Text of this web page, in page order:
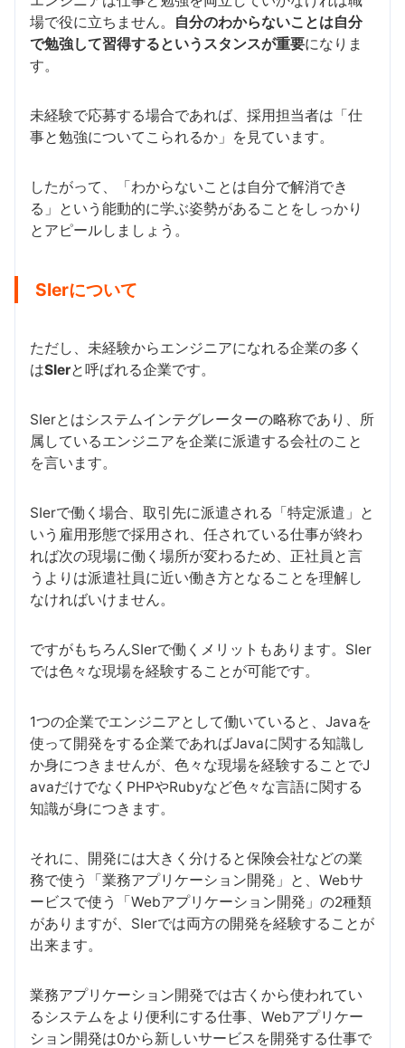
場で役に立ちません。
自分のわからないことは自分
で勉強して習得するというスタンスが重要になりま
す。
未経験で応募する場合であれば、採用担当者は「仕
事と勉強についてこられるか」を見ています。
したがって、「わからないことは自分で解消でき
る」という能動的に学ぶ姿勢があることをしっかり
とアピールしましょう。
SIerについて
ただし、未経験からエンジニアになれる企業の多く
はSIerと呼ばれる企業です。
SIerとはシステムインテグレーターの略称であり、所
属しているエンジニアを企業に派遣する会社のこと
を言います。
SIerで働く場合、取引先に派遣される「特定派遣」と
いう雇用形態で採用され、任されている仕事が終わ
れば次の現場に働く場所が変わるため、正社員と言
うよりは派遣社員に近い働き方となることを理解し
なければいけません。
ですがもちろんSIerで働くメリットもあります。SIer
では色々な現場を経験することが可能です。
1つの企業でエンジニアとして働いていると、Javaを
使って開発をする企業であればJavaに関する知識し
か身につきませんが、色々な現場を経験することでJ
avaだけでなくPHPやRubyなど色々な言語に関する
知識が身につきます。
それに、開発には大きく分けると保険会社などの業
務で使う「業務アプリケーション開発」と、Webサ
ービスで使う「Webアプリケーション開発」の2種類
がありますが、SIerでは両方の開発を経験することが
出来ます。
業務アプリケーション開発では古くから使われてい
るシステムをより便利にする仕事、Webアプリケー
ション開発は0から新しいサービスを開発する仕事で